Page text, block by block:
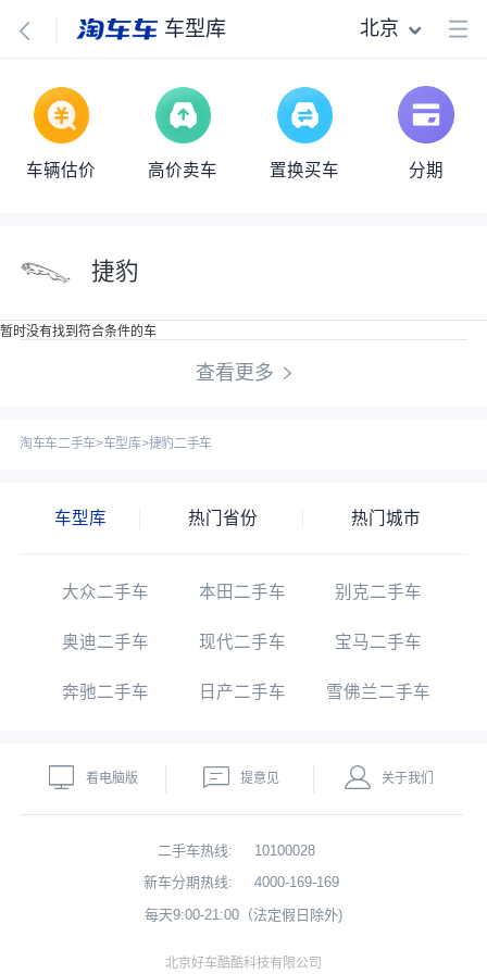
车型库 北京
车辆估价 高价卖车 置换买车 分期
捷豹
暂时没有找到符合条件的车
查看更多
淘车车二手车>车型库>捷豹二手车
车型库 热门省份 热门城市
大众二手车 本田二手车 别克二手车
奥迪二手车 现代二手车 宝马二手车
奔驰二手车 日产二手车 雪佛兰二手车
看电脑版 提意见 关于我们
二手车热线:
10100028
新车分期热线:
4000-169-169
每天9:00-21:00（法定假日除外)
北京好车酷酷科技有限公司